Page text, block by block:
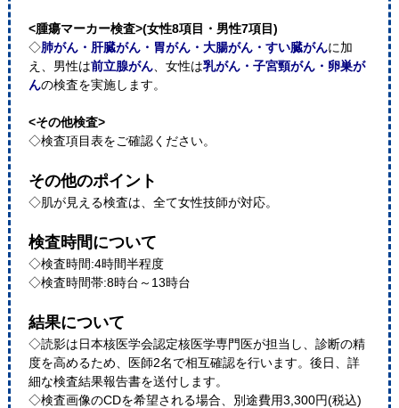
<腫瘍マーカー検査>(女性8項目・男性7項目)
◇肺がん・肝臓がん・胃がん・大腸がん・すい臓がんに加
え、男性は前立腺がん、女性は乳がん・子宮頸がん・卵巣が
んの検査を実施します。
<その他検査>
◇検査項目表をご確認ください。
その他のポイント
◇肌が見える検査は、全て女性技師が対応。
検査時間について
◇検査時間:4時間半程度
◇検査時間帯:8時台～13時台
結果について
◇読影は日本核医学会認定核医学専門医が担当し、診断の精
度を高めるため、医師2名で相互確認を行います。後日、詳
細な検査結果報告書を送付します。
◇検査画像のCDを希望される場合、別途費用3,300円(税込)